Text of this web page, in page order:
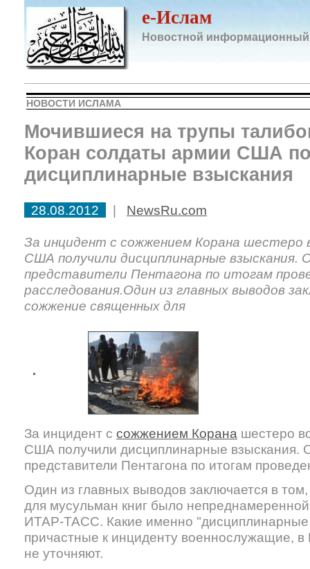
e-Ислам
Новостной информационный
НОВОСТИ ИСЛАМА
Мочившиеся на трупы
Коран солдаты армии США
дисциплинарные взыскания
28.08.2012 | NewsRu.com
За инцидент с сожжением Корана шестеро
США получили дисциплинарные взыскания.
представители Пентагона по итогам
расследования.Один из главных выводов
сожжение священных для
За инцидент с сожжением Корана шестеро
США получили дисциплинарные взыскания.
представители Пентагона по итогам
Один из главных выводов заключается в
для мусульман книг было
ИТАР-ТАСС. Какие именно "дисциплинарные
причастные к инциденту военнослужащие,
не уточняют.